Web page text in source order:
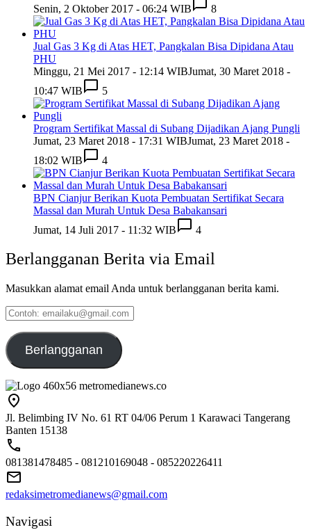
Senin, 2 Oktober 2017 - 06:24 WIB
8
Jual Gas 3 Kg di Atas HET, Pangkalan Bisa Dipidana Atau
PHU
Minggu, 21 Mei 2017 - 12:14 WIBJumat, 30 Maret 2018 -
10:47 WIB
5
Program Sertifikat Massal di Subang Dijadikan Ajang Pungli
Jumat, 23 Maret 2018 - 17:31 WIBJumat, 23 Maret 2018 -
18:02 WIB
4
BPN Cianjur Berikan Kuota Pembuatan Sertifikat Secara
Massal dan Murah Untuk Desa Babakansari
Jumat, 14 Juli 2017 - 11:32 WIB
4
Berlangganan Berita via Email
Masukkan alamat email Anda untuk berlangganan berita kami.
Contoh:
emailaku@gmail.com
Berlangganan
Jl. Belimbing IV No. 61 RT 04/06 Perum 1 Karawaci Tangerang
Banten 15138
081381478485 - 081210169048 - 085220226411
redaksimetromedianews@gmail.com
Navigasi